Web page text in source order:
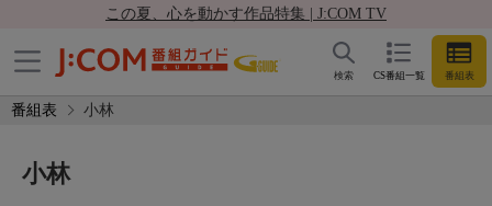
この夏、心を動かす作品特集 | J:COM TV
CS番組一覧 番組表
検索
番組表 小林
小林